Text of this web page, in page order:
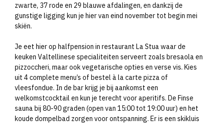
zwarte, 37 rode en 29 blauwe afdalingen, en dankzij de
gunstige ligging kun je hier van eind november tot begin mei
skiën.
Je eet hier op halfpension in restaurant La Stua waar de
keuken Valtellinese specialiteiten serveert zoals bresaola en
pizzoccheri, maar ook vegetarische opties en verse vis. Kies
uit 4 complete menu’s of bestel à la carte pizza of
vleesfondue. In de bar krijg je bij aankomst een
welkomstcocktail en kun je terecht voor aperitifs. De Finse
sauna bij 80-90 graden (open van 15:00 tot 19:00 uur) en het
koude dompelbad zorgen voor ontspanning. Er is een skikluis